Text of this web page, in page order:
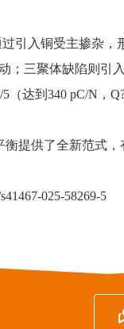
引入铜受主掺杂，
；三聚体缺陷则引
达到340 pC/N，Q?
衡提供了全新范式
025-58269-5